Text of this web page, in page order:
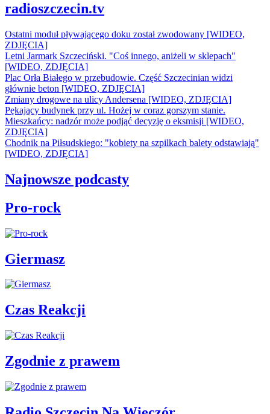
radioszczecin.tv
Ostatni moduł pływającego doku został zwodowany [WIDEO,
ZDJĘCIA]
Letni Jarmark Szczeciński. "Coś innego, aniżeli w sklepach"
[WIDEO, ZDJĘCIA]
Plac Orła Białego w przebudowie. Część Szczecinian widzi
głównie beton [WIDEO, ZDJĘCIA]
Zmiany drogowe na ulicy Andersena [WIDEO, ZDJĘCIA]
Pękający budynek przy ul. Hożej w coraz gorszym stanie.
Mieszkańcy: nadzór może podjąć decyzję o eksmisji [WIDEO,
ZDJĘCIA]
Chodnik na Piłsudskiego: "kobiety na szpilkach balety odstawiają"
[WIDEO, ZDJĘCIA]
Najnowsze podcasty
Pro-rock
Giermasz
Czas Reakcji
Zgodnie z prawem